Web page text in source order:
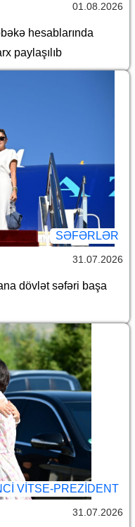
01.08.2026
hesablarında
paylaşılıb
SƏFƏRLƏR
31.07.2026
dövlət səfəri başa
VITSE-PREZIDENT
31.07.2026